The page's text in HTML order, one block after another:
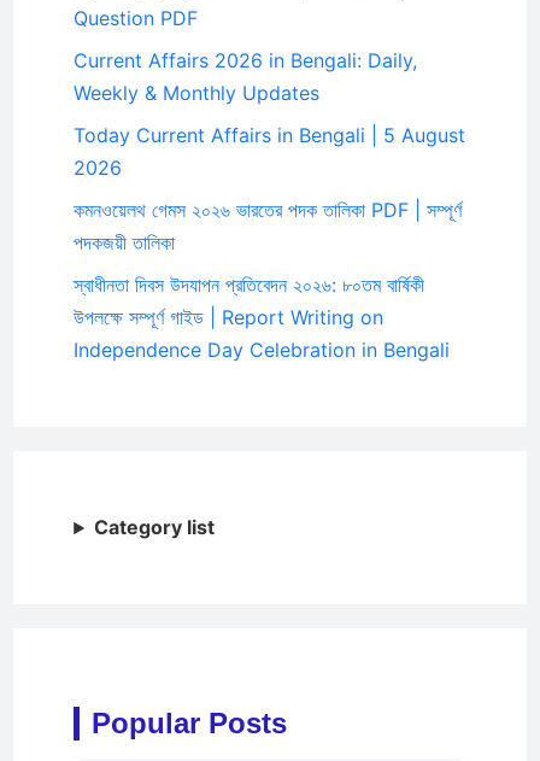
Question PDF
Current Affairs 2026 in Bengali: Daily,
Weekly & Monthly Updates
Today Current Affairs in Bengali | 5 August
2026
কমনওয়েলথ গেমস ২০২৬ ভারতের পদক তালিকা PDF | সম্পূর্ণ
পদকজয়ী তালিকা
স্বাধীনতা দিবস উদযাপন প্রতিবেদন ২০২৬: ৮০তম বার্ষিকী
উপলক্ষে সম্পূর্ণ গাইড | Report Writing on
Independence Day Celebration in Bengali
Category list
Popular Posts